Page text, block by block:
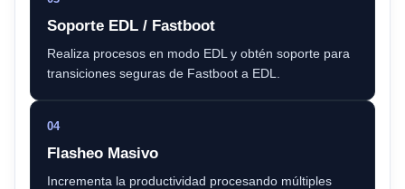
Soporte EDL / Fastboot
Realiza procesos en modo EDL y obtén soporte para
transiciones seguras de Fastboot a EDL.
04
Flasheo Masivo
Incrementa la productividad procesando múltiples